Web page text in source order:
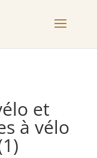
et
à vélo